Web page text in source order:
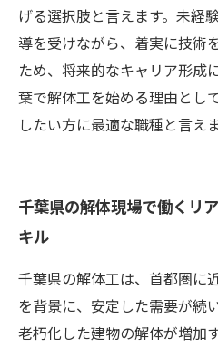
げる選択肢と言えます。未経
導を受けながら、着実に技術
ため、将来的なキャリア形成
葉で解体工を始める理由とし
したい方に最適な職種と言えま
千葉県の解体現場で働くリ
キル
千葉県の解体工は、首都圏に
を背景に、安定した需要が続
老朽化した建物の解体が増加